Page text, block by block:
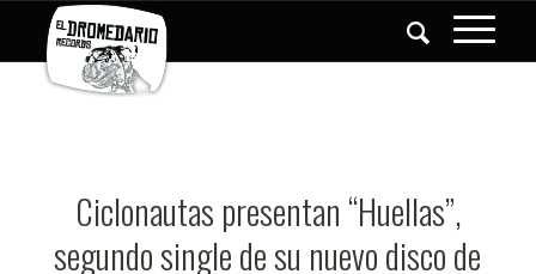
Ciclonautas presentan “Huellas”,
segundo single de su nuevo disco de